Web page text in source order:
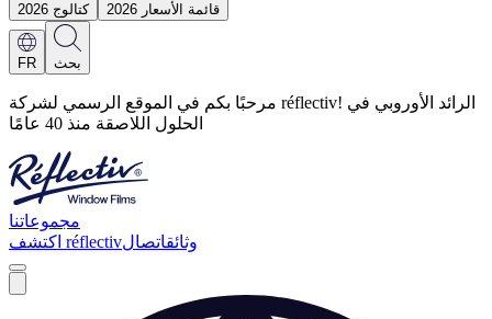
كتالوج 2026 قائمة الأسعار 2026
FR بحث
مرحبًا بكم في الموقع الرسمي لشركة réflectiv! الرائد الأوروبي في
الحلول اللاصقة منذ 40 عامًا
مجموعاتنا
اكتشف réflectiv
وثائقاتصال